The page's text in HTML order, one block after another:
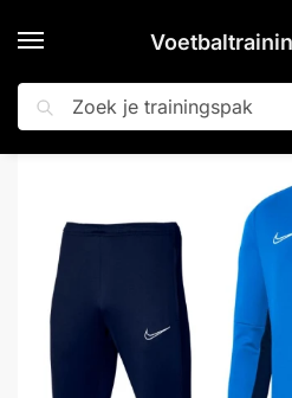
Zoeken
Home » Shop » Nike Dri-FIT Academy 23